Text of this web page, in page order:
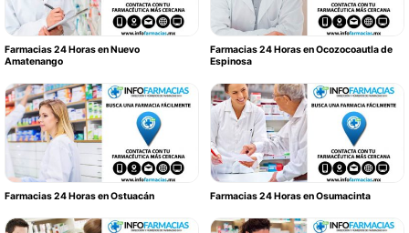
Farmacias 24 Horas en Nuevo
Amatenango
Farmacias 24 Horas en Ocozocoautla de
Espinosa
Farmacias 24 Horas en Ostuacán Farmacias 24 Horas en Osumacinta